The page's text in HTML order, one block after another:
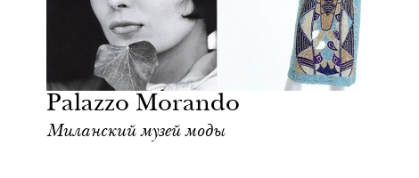
Palazzo Morando
Миланский музей моды
Культура